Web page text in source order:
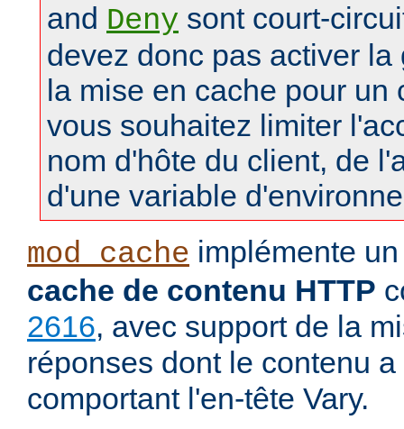
and Deny sont court-
devez donc pas activer
la mise en cache pour un
vous souhaitez limiter
nom d'hôte du client, de
d'une variable
mod_cache implémente
cache de contenu HTTP
2616, avec support de la
réponses dont le contenu
comportant l'en-tête Vary.